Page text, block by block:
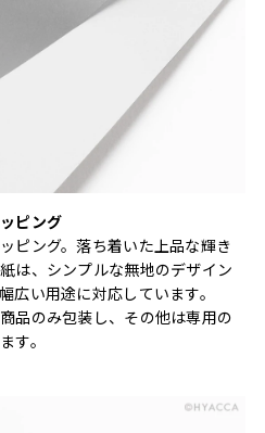
ピング
ピング。落ち着いた上品な輝き
は、シンプルな無地のデザイン
広い用途に対応しています。
品のみ包装し、その他は専用の
す。